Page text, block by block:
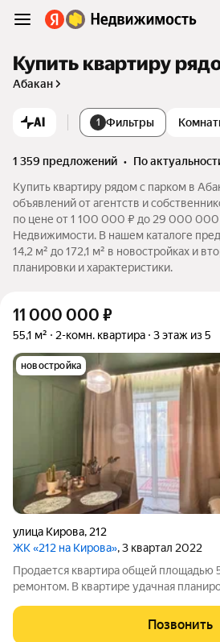
Купить квартиру
Абакан
AI 1 Фильтры
1 359 предложений •
по
Купить квартиру рядом с парком в
объявлений от агентств и
по цене от 1 100 000 ₽ до 29 000 000
Недвижимости. В нашем каталоге
14,2 м² до 172,1 м² в новостройках и
планировки и характеристики.
11 000 000 ₽
55,1 м² 2-комн. квартира 3 этаж из 5
новостройка
улица Кирова, 212
ЖК «212 на Кирова», 3 квартал 2022
Продается квартира общей площадью
ремонтом. В квартире удачная
гардеробная , совмещенная с
балкон с панорамным
Позвонить